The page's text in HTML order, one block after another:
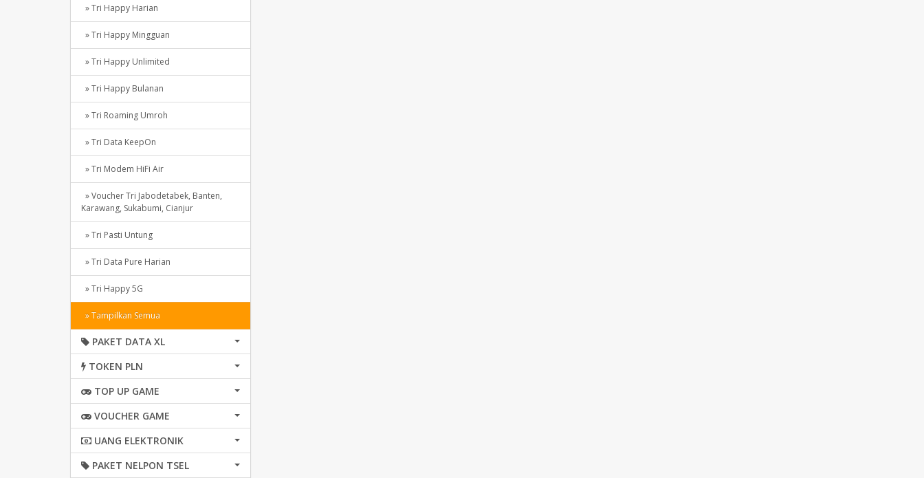
» Tri Happy Harian
» Tri Happy Mingguan
» Tri Happy Unlimited
» Tri Happy Bulanan
» Tri Roaming Umroh
» Tri Data KeepOn
» Tri Modem HiFi Air
» Voucher Tri Jabodetabek, Banten,
Karawang, Sukabumi, Cianjur
» Tri Pasti Untung
» Tri Data Pure Harian
» Tri Happy 5G
» Tampilkan Semua
PAKET DATA XL
TOKEN PLN
TOP UP GAME
VOUCHER GAME
UANG ELEKTRONIK
PAKET NELPON TSEL